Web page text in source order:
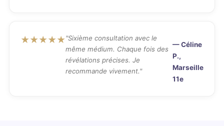
★★★★★"Sixième consultation avec le
même médium. Chaque fois des
révélations précises. Je
recommande vivement."
— Céline
P.,
Marseille
11e